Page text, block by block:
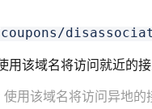
该域名将访问就近的
域名将访问异地的